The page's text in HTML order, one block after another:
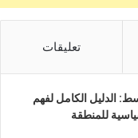
تعليقات
الدليل الكامل لفهم
للمنطقة